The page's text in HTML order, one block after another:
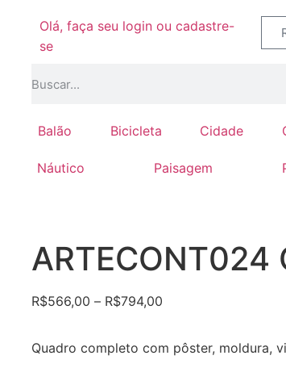
Olá, faça seu login ou cadastre-
se
Balão Bicicleta Cidade
Náutico Paisagem
ARTECONT024
R$566,00 – R$794,00
Quadro completo com pôster, moldura,